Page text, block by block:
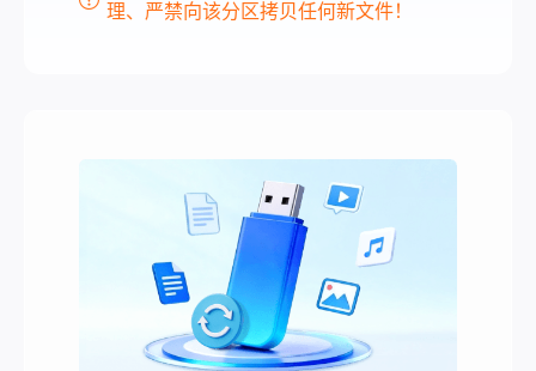
理、严禁向该分区拷贝任何新文件！